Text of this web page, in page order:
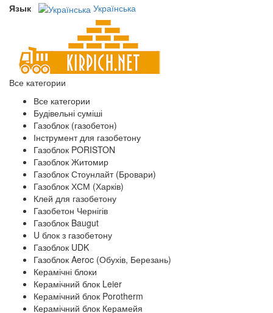
Язык Українська
Все категории
Все категории
Будівельні суміші
Газоблок (газобетон)
Інструмент для газобетону
Газоблок PORISTON
Газоблок Житомир
Газоблок Стоунлайт (Бровари)
Газоблок ХСМ (Харків)
Клей для газобетону
Газобетон Чернігів
Газоблок Baugut
U блок з газобетону
Газоблок UDK
Газоблок Aeroc (Обухів, Березань)
Керамічні блоки
Керамічний блок Leier
Керамічний блок Porotherm
Керамічний блок Керамейя